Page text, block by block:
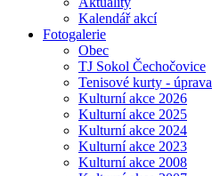
Kalendář akcí
Fotogalerie
Obec
TJ Sokol Čechočovice
Tenisové kurty - úprava
Kulturní akce 2026
Kulturní akce 2025
Kulturní akce 2024
Kulturní akce 2023
Kulturní akce 2008